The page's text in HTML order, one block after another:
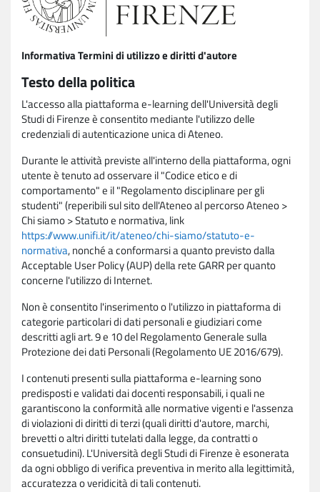
Informativa Termini di utilizzo e diritti d'autore
Testo della politica
L'accesso alla piattaforma e-learning dell'Università degli
Studi di Firenze è consentito mediante l'utilizzo delle
credenziali di autenticazione unica di Ateneo.
Durante le attività previste all'interno della piattaforma, ogni
utente è tenuto ad osservare il "Codice etico e di
comportamento" e il "Regolamento disciplinare per gli
studenti" (reperibili sul sito dell'Ateneo al percorso Ateneo >
Chi siamo > Statuto e normativa, link
https://www.unifi.it/it/ateneo/chi-siamo/statuto-e-
normativa, nonché a conformarsi a quanto previsto dalla
Acceptable User Policy (AUP) della rete GARR per quanto
concerne l'utilizzo di Internet.
Non è consentito l'inserimento o l'utilizzo in piattaforma di
categorie particolari di dati personali e giudiziari come
descritti agli art. 9 e 10 del Regolamento Generale sulla
Protezione dei dati Personali (Regolamento UE 2016/679).
I contenuti presenti sulla piattaforma e-learning sono
predisposti e validati dai docenti responsabili, i quali ne
garantiscono la conformità alle normative vigenti e l'assenza
di violazioni di diritti di terzi (quali diritti d'autore, marchi,
brevetti o altri diritti tutelati dalla legge, da contratti o
consuetudini). L'Università degli Studi di Firenze è esonerata
da ogni obbligo di verifica preventiva in merito alla legittimità,
accuratezza o veridicità di tali contenuti.